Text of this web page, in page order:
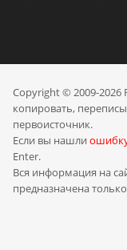
Copyright © 2009-
копировать,
первоисточник.
Если вы нашли
Enter.
Вся информация на
предназначена